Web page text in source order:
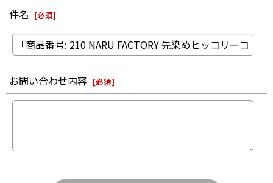
件名 [必須]
お問い合わせ内容 [必須]